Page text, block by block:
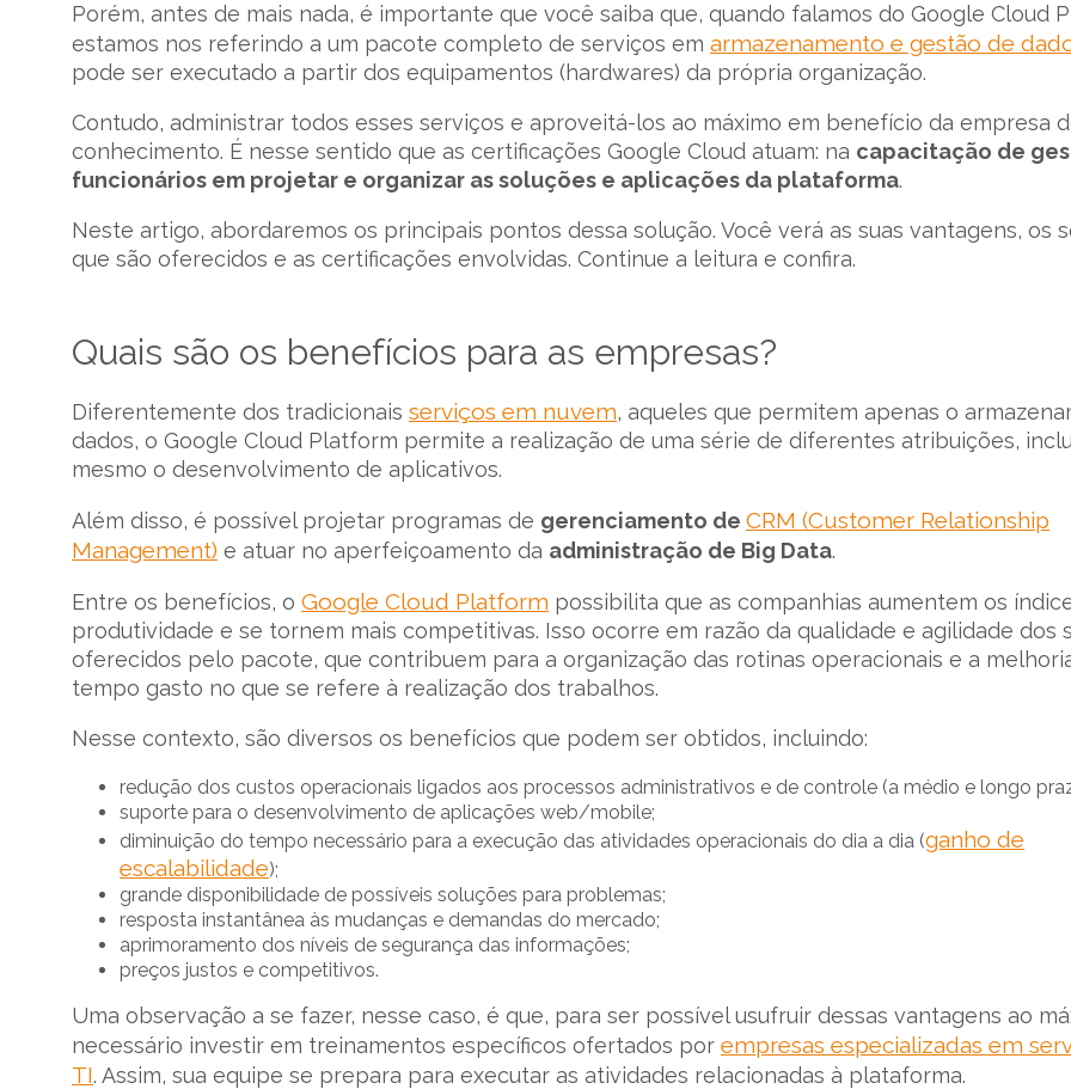
Porém, antes de mais nada, é importante que você saiba que, quando falamos do Google Cloud
estamos nos referindo a um pacote completo de serviços em armazenamento e gestão de
pode ser executado a partir dos equipamentos (hardwares) da própria organização.
Contudo, administrar todos esses serviços e aproveitá-los ao máximo em benefício da empresa
conhecimento. É nesse sentido que as certificações Google Cloud atuam: na capacitação de
funcionários em projetar e organizar as soluções e aplicações da plataforma.
Neste artigo, abordaremos os principais pontos dessa solução. Você verá as suas vantagens, os
que são oferecidos e as certificações envolvidas. Continue a leitura e confira.
Quais são os benefícios para as empresas?
Diferentemente dos tradicionais serviços em nuvem, aqueles que permitem apenas o
dados, o Google Cloud Platform permite a realização de uma série de diferentes atribuições,
mesmo o desenvolvimento de aplicativos.
Além disso, é possível projetar programas de gerenciamento de CRM (Customer Relationship
Management) e atuar no aperfeiçoamento da administração de Big Data.
Entre os benefícios, o Google Cloud Platform possibilita que as companhias aumentem os
produtividade e se tornem mais competitivas. Isso ocorre em razão da qualidade e agilidade dos
oferecidos pelo pacote, que contribuem para a organização das rotinas operacionais e a
tempo gasto no que se refere à realização dos trabalhos.
Nesse contexto, são diversos os benefícios que podem ser obtidos, incluindo:
redução dos custos operacionais ligados aos processos administrativos e de controle (a médio e longo
suporte para o desenvolvimento de aplicações web/mobile;
diminuição do tempo necessário para a execução das atividades operacionais do dia a dia (ganho de
escalabilidade);
grande disponibilidade de possíveis soluções para problemas;
resposta instantânea às mudanças e demandas do mercado;
aprimoramento dos níveis de segurança das informações;
preços justos e competitivos.
Uma observação a se fazer, nesse caso, é que, para ser possível usufruir dessas vantagens ao
necessário investir em treinamentos específicos ofertados por empresas especializadas em
TI. ​Assim, sua equipe se prepara para executar as atividades relacionadas à plataforma.